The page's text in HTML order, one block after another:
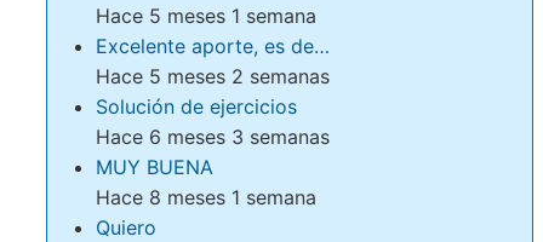
Hace 5 meses 1 semana
Excelente aporte, es de…
Hace 5 meses 2 semanas
Solución de ejercicios
Hace 6 meses 3 semanas
MUY BUENA
Hace 8 meses 1 semana
Quiero